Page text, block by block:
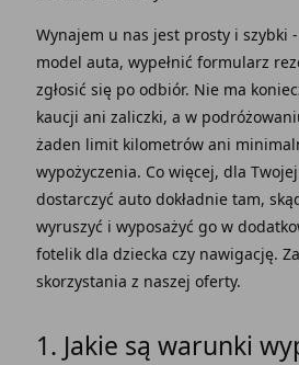
Wynajem u nas jest prosty i szybki
model auta, wypełnić formularz
zgłosić się po odbiór. Nie ma
kaucji ani zaliczki, a w
żaden limit kilometrów ani
wypożyczenia. Co więcej, dla
dostarczyć auto dokładnie tam,
wyruszyć i wyposażyć go w
fotelik dla dziecka czy nawigację.
skorzystania z naszej oferty.
1. Jakie są warunki